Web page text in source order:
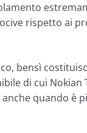
rispetto ai
bensì
di cui Nokian
quando è